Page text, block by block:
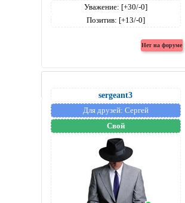
Уважение: [+30/-0]
Позитив: [+13/-0]
sergeant3
Для друзей: Сергей
Свой